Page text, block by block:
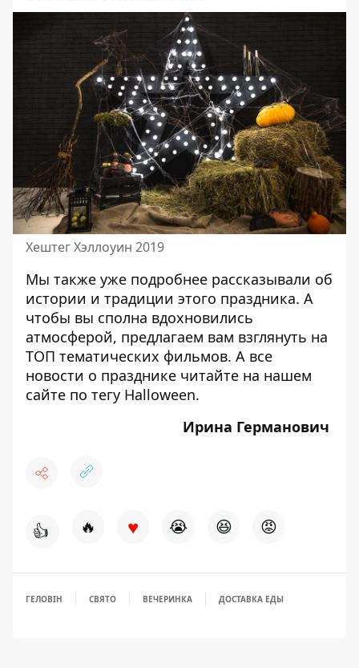
Хештег Хэллоуин 2019
Мы также уже подробнее рассказывали об
истории и традиции этого праздника. А
чтобы вы сполна вдохновились
атмосферой, предлагаем вам взглянуть на
ТОП тематических фильмов. А все
новости о празднике читайте на нашем
сайте по тегу Halloween.
Ирина Германович
👍 🔥 ♥ 😭 😆 😡
ГЕЛОВІН СВЯТО ВЕЧЕРИНКА ДОСТАВКА ЕДЫ